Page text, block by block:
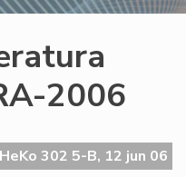
2006
HeKo 302 5-B, 12 jun 06